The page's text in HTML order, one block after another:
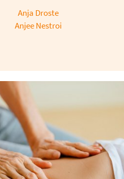
Anja Droste
Anjee Nestroi